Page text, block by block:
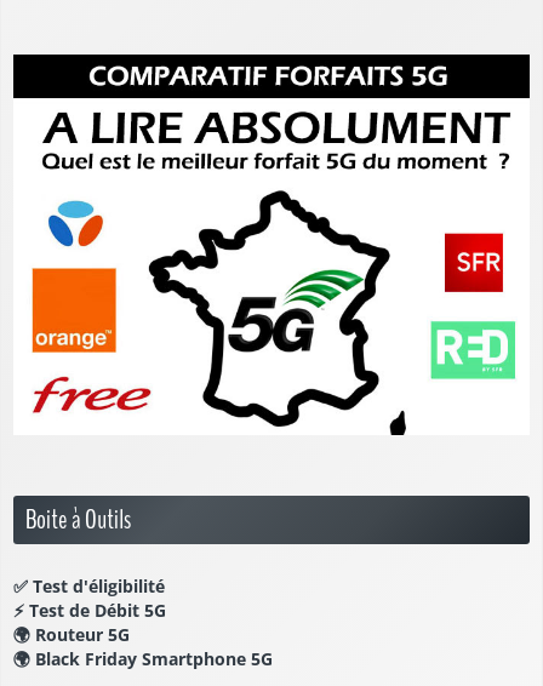
Boite à Outils
✅ Test d'éligibilité
⚡ Test de Débit 5G
🌍 Routeur 5G
🌍 Black Friday Smartphone 5G